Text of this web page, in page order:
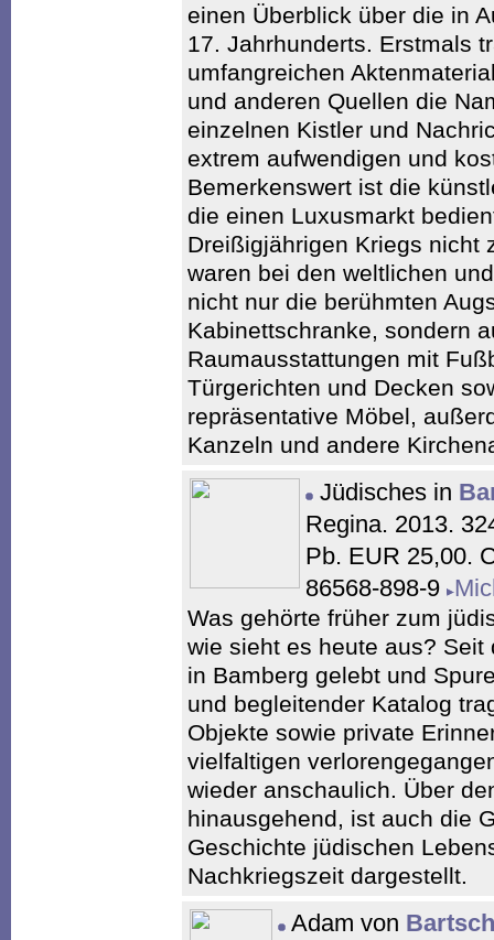
einen Überblick über die in
17. Jahrhunderts. Erstmals
umfangreichen
und anderen Quellen die
einzelnen Kistler und
extrem aufwendigen und
Bemerkenswert ist die
die einen Luxusmarkt
Dreißigjährigen Kriegs nicht
waren bei den weltlichen
nicht nur die berühmten
Kabinettschranke, sondern
Raumausstattungen mit
Türgerichten und Decken
repräsentative Möbel,
Kanzeln und andere
Jüdisches in
Regina. 2013.
Pb. EUR 25,00.
86568-898-9
Was gehörte früher zum
wie sieht es heute aus?
in Bamberg gelebt und
und begleitender Katalog
Objekte sowie private
vielfaltigen
wieder anschaulich. Über
hinausgehend, ist auch die
Geschichte jüdischen
Nachkriegszeit dargestellt.
Adam von Bartsch